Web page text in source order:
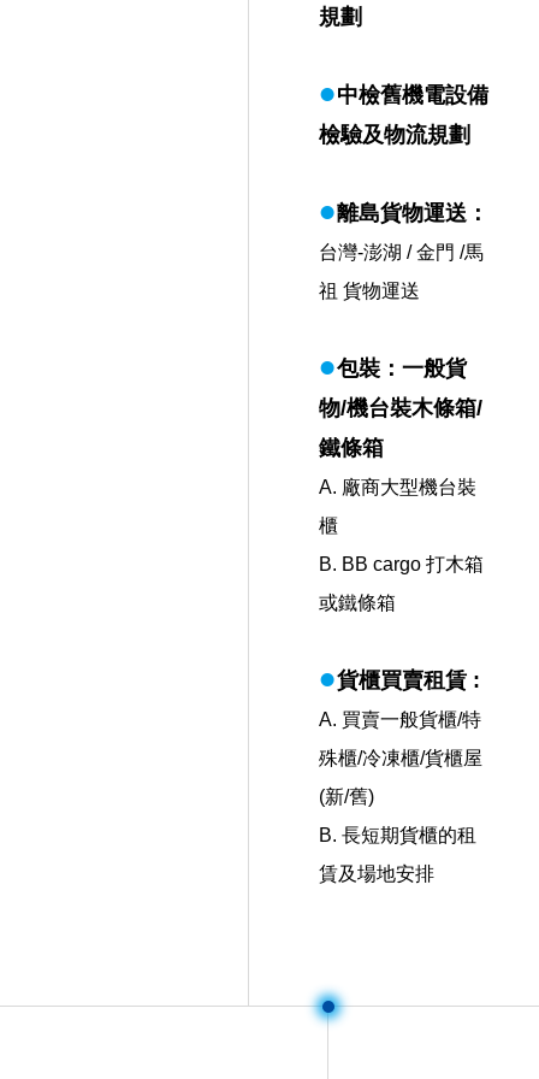
規劃
l中檢舊機電設備
檢驗及物流規劃
l離島貨物運送：
台灣-澎湖 / 金門 /馬
祖 貨物運送
l包裝：一般貨
物/機台裝木條箱/
鐵條箱
A. 廠商大型機台裝
櫃
B. BB cargo 打木箱
或鐵條箱
l貨櫃買賣租賃 :
A. 買賣一般貨櫃/特
殊櫃/冷凍櫃/貨櫃屋
(新/舊)
B. 長短期貨櫃的租
賃及場地安排